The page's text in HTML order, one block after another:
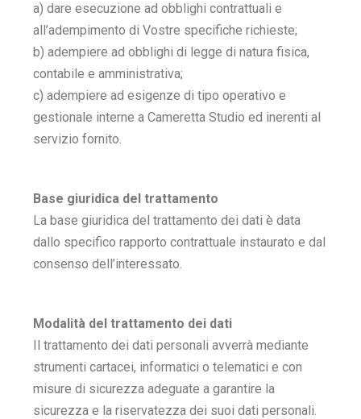
a) dare esecuzione ad obblighi contrattuali e
all’adempimento di Vostre specifiche richieste;
b) adempiere ad obblighi di legge di natura fisica,
contabile e amministrativa;
c) adempiere ad esigenze di tipo operativo e
gestionale interne a Cameretta Studio ed inerenti al
servizio fornito.
Base giuridica del trattamento
La base giuridica del trattamento dei dati è data
dallo specifico rapporto contrattuale instaurato e dal
consenso dell’interessato.
Modalità del trattamento dei dati
Il trattamento dei dati personali avverrà mediante
strumenti cartacei, informatici o telematici e con
misure di sicurezza adeguate a garantire la
sicurezza e la riservatezza dei suoi dati personali.